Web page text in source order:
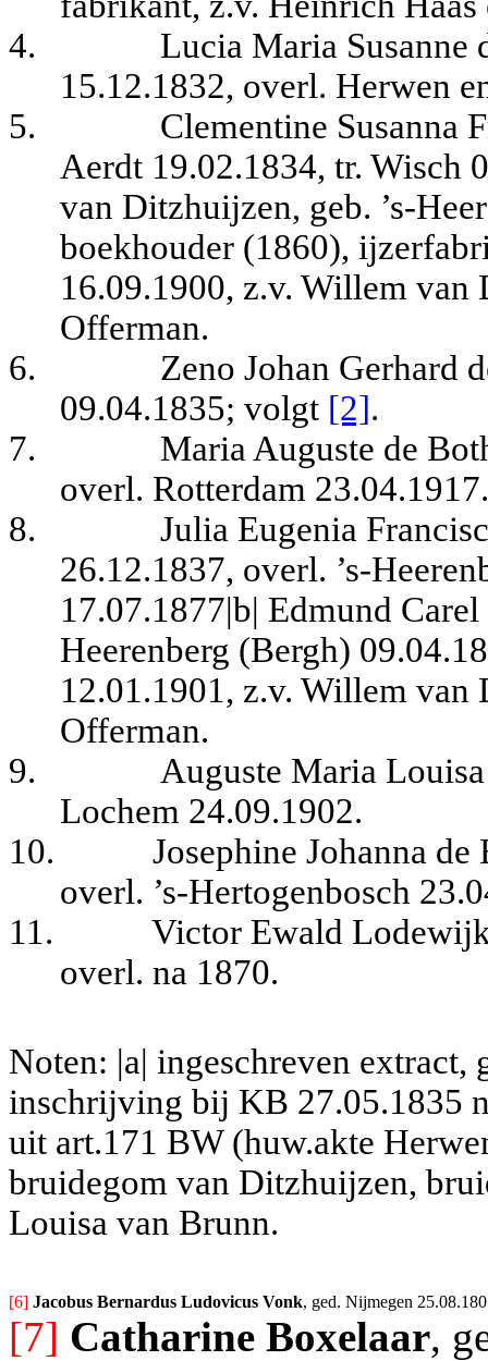
4.
Lucia Maria Susanne
15.12.1832, overl. Herwen
5.
Clementine Susanna
Aerdt 19.02.1834, tr. Wisch
van Ditzhuijzen, geb. ’s-
boekhouder (1860),
16.09.1900, z.v. Willem van
Offerman.
6.
Zeno Johan Gerhard
09.04.1835; volgt [2].
7.
Maria Auguste de
overl. Rotterdam
8.
Julia Eugenia
26.12.1837, overl. ’s-
17.07.1877|b| Edmund
Heerenberg (Bergh)
12.01.1901, z.v. Willem van
Offerman.
9.
Auguste Maria
Lochem 24.09.1902.
10.
Josephine Johanna
overl. ’s-Hertogenbosch
11.
Victor Ewald
overl. na 1870.
Noten: |a| ingeschreven
inschrijving bij KB 27.05.1835
uit art.171 BW (huw.akte
bruidegom van Ditzhuijzen,
Louisa van Brunn.
[6] Jacobus Bernardus Ludovicus Vonk, ged. Nijmegen
[7] Catharine Boxelaar,